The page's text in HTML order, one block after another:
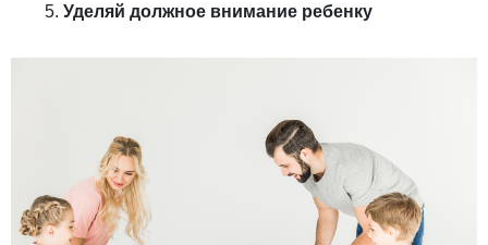
Уделяй должное внимание ребенку